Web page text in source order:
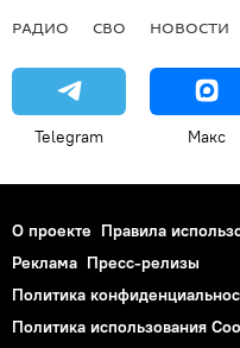
РАДИО СВО НОВОСТИ
Telegram Макс
О проекте Правила
Реклама Пресс-релизы
Политика
Политика использования